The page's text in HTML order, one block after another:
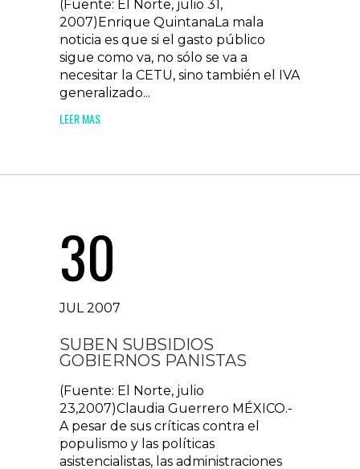
(Fuente: El Norte, julio 31,
2007)Enrique QuintanaLa mala
noticia es que si el gasto público
sigue como va, no sólo se va a
necesitar la CETU, sino también el IVA
generalizado...
LEER MAS
30
JUL 2007
SUBEN SUBSIDIOS
GOBIERNOS PANISTAS
(Fuente: El Norte, julio
23,2007)Claudia Guerrero MÉXICO.-
A pesar de sus críticas contra el
populismo y las políticas
asistencialistas, las administraciones